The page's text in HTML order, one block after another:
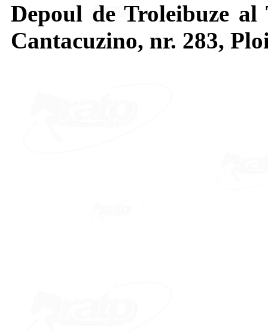
Depoul de Troleibuze
Cantacuzino, nr. 283,